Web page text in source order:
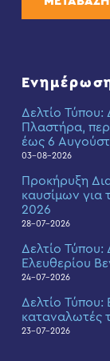
Δελτίο Τύπου:
Πλαστήρα,
έως 6
03-08-2026
Προκήρυξη
καυσίμων για
2026
28-07-2026
Δελτίο Τύπου:
Ελευθερίου
24-07-2026
Δελτίο Τύπου:
καταναλωτές
23-07-2026